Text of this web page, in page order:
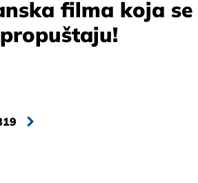
filma koja se
19